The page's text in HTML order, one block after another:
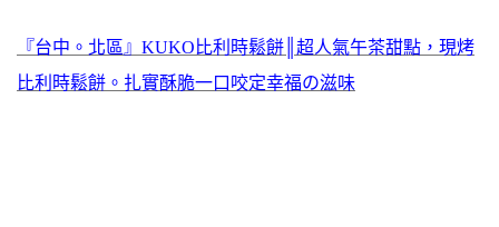
『台中。北區』KUKO比利時鬆餅║超人氣午茶甜點，現烤
比利時鬆餅。扎實酥脆一口咬定幸福の滋味